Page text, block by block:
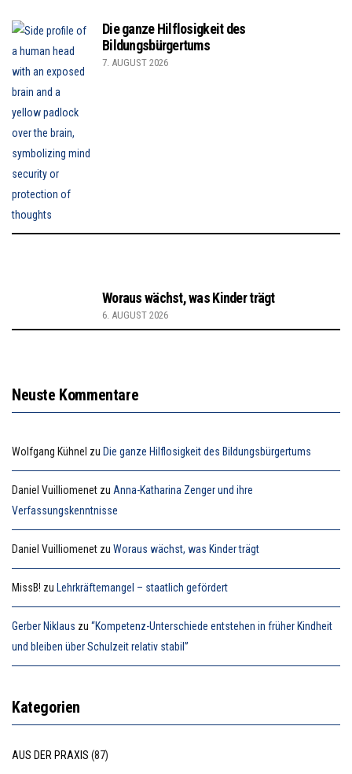
Die ganze Hilflosigkeit des
Bildungsbürgertums
7. AUGUST 2026
Woraus wächst, was Kinder trägt
6. AUGUST 2026
Neuste Kommentare
Wolfgang Kühnel zu Die ganze Hilflosigkeit des Bildungsbürgertums
Daniel Vuilliomenet zu Anna-Katharina Zenger und ihre
Verfassungskenntnisse
Daniel Vuilliomenet zu Woraus wächst, was Kinder trägt
MissB! zu Lehrkräftemangel – staatlich gefördert
Gerber Niklaus zu “Kompetenz-Unterschiede entstehen in früher Kindheit
und bleiben über Schulzeit relativ stabil”
Kategorien
AUS DER PRAXIS (87)